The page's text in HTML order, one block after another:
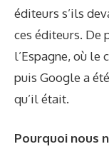
éditeurs s’ils
ces éditeurs. De
l’Espagne, où
puis Google a
qu’il était.
Pourquoi nous